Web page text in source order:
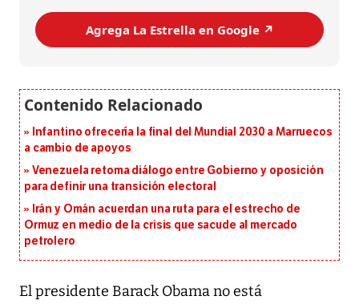
Agrega La Estrella en Google ↗️
Infantino ofrecería la final del Mundial 2030 a Marruecos
a cambio de apoyos
Venezuela retoma diálogo entre Gobierno y oposición
para definir una transición electoral
Irán y Omán acuerdan una ruta para el estrecho de
Ormuz en medio de la crisis que sacude al mercado
petrolero
El presidente Barack Obama no está